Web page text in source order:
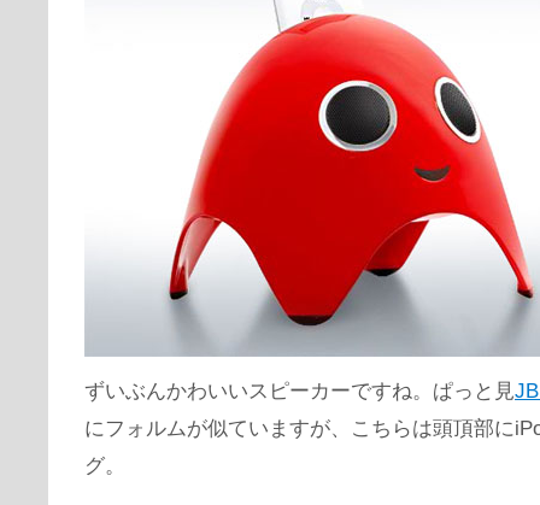
ずいぶんかわいいスピーカーですね。ぱっと見
にフォルムが似ていますが、こちらは頭頂部に
グ。